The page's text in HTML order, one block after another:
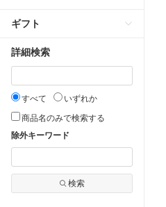
ギフト
詳細検索
すべて
いずれか
商品名のみで検索する
除外キーワード
検索